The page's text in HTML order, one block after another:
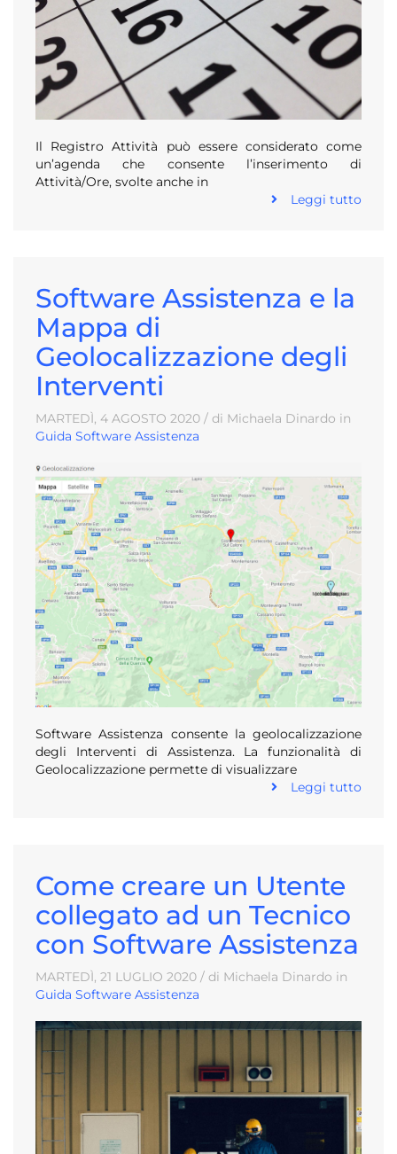
Il Registro Attività può essere considerato come
un’agenda che consente l’inserimento di
Attività/Ore, svolte anche in
Leggi tutto
Software Assistenza e la
Mappa di
Geolocalizzazione degli
Interventi
MARTEDÌ, 4 AGOSTO 2020 / di Michaela Dinardo in
Guida Software Assistenza
Software Assistenza consente la geolocalizzazione
degli Interventi di Assistenza. La funzionalità di
Geolocalizzazione permette di visualizzare
Leggi tutto
Come creare un Utente
collegato ad un Tecnico
con Software Assistenza
MARTEDÌ, 21 LUGLIO 2020 / di Michaela Dinardo in
Guida Software Assistenza